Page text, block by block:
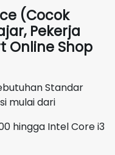
(Cocok
Pekerja
Online Shop
Standar
mulai dari
hingga Intel Core i3